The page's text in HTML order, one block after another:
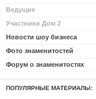
Ведущие
Участники Дом 2
Новости шоу бизнеса
Фото знаменитостей
Форум о знаменитостях
ПОПУЛЯРНЫЕ МАТЕРИАЛЫ: